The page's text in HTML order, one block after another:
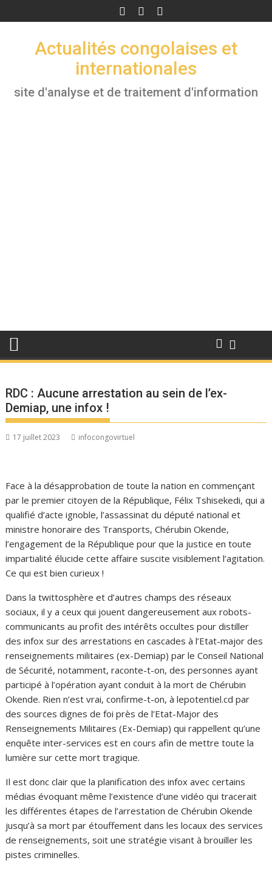
to
Actualités congolaises et
internationales
site d'analyse et de traitement d'information
RDC : Aucune arrestation au sein de l’ex-
Demiap, une infox !
17 juillet 2023 infocongovirtuel
Face à la désapprobation de toute la nation en commençant
par le premier citoyen de la République, Félix Tshisekedi, qui a
qualifié d’acte ignoble, l’assassinat du député national et
ministre honoraire des Transports, Chérubin Okende,
l’engagement de la République pour que la justice en toute
impartialité élucide cette affaire suscite visiblement l’agitation.
Ce qui est bien curieux !
Dans la twittosphère et d’autres champs des réseaux
sociaux, il y a ceux qui jouent dangereusement aux robots-
communicants au profit des intérêts occultes pour distiller
des infox sur des arrestations en cascades à l’Etat-major des
renseignements militaires (ex-Demiap) par le Conseil National
de Sécurité, notamment, raconte-t-on, des personnes ayant
participé à l’opération ayant conduit à la mort de Chérubin
Okende. Rien n’est vrai, confirme-t-on, à lepotentiel.cd par
des sources dignes de foi près de l’Etat-Major des
Renseignements Militaires (Ex-Demiap) qui rappellent qu’une
enquête inter-services est en cours afin de mettre toute la
lumière sur cette mort tragique.
Il est donc clair que la planification des infox avec certains
médias évoquant même l’existence d’une vidéo qui tracerait
les différentes étapes de l’arrestation de Chérubin Okende
jusqu’à sa mort par étouffement dans les locaux des services
de renseignements, soit une stratégie visant à brouiller les
pistes criminelles.